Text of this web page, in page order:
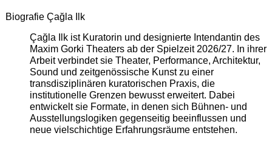
Biografie Çağla Ilk
Çağla Ilk ist Kuratorin und designierte Intendantin des
Maxim Gorki Theaters ab der Spielzeit 2026/27. In ihrer
Arbeit verbindet sie Theater, Performance, Architektur,
Sound und zeitgenössische Kunst zu einer
transdisziplinären kuratorischen Praxis, die
institutionelle Grenzen bewusst erweitert. Dabei
entwickelt sie Formate, in denen sich Bühnen- und
Ausstellungslogiken gegenseitig beeinflussen und
neue vielschichtige Erfahrungsräume entstehen.